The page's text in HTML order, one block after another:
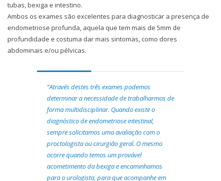
tubas, bexiga e intestino.
Ambos os exames são excelentes para diagnosticar a presença de
endometriose profunda, aquela que tem mais de 5mm de
profundidade e costuma dar mais sintomas, como dores
abdominais e/ou pélvicas.
“Através destes três exames podemos
determinar a necessidade de trabalharmos de
forma multidisciplinar. Quando existe o
diagnóstico de endometriose intestinal,
sempre solicitamos uma avaliação com o
proctologista ou cirurgião geral. O mesmo
ocorre quando temos um provável
acometimento da bexiga e encaminhamos
para o urologista, para que acompanhe em